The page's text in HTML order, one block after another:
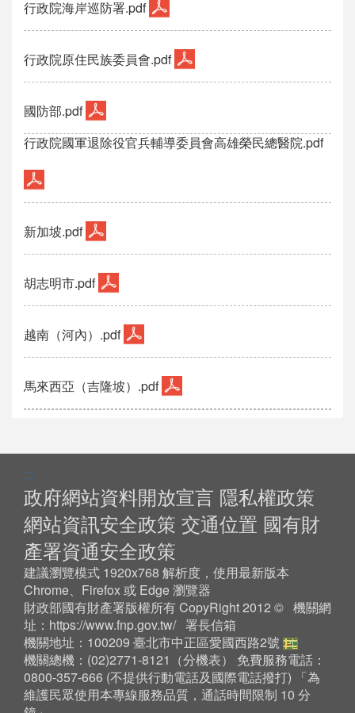
行政院海岸巡防署.pdf
行政院原住民族委員會.pdf
國防部.pdf
行政院國軍退除役官兵輔導委員會高雄榮民總醫院.pdf
新加坡.pdf
胡志明市.pdf
越南（河內）.pdf
馬來西亞（吉隆坡）.pdf
:::
政府網站資料開放宣言 隱私權政策
網站資訊安全政策 交通位置 國有財
產署資通安全政策
建議瀏覽模式 1920x768 解析度，使用最新版本
Chrome、Firefox 或 Edge 瀏覽器
財政部國有財產署版權所有 CopyRight 2012 © 機關網
址： https://www.fnp.gov.tw/ 署長信箱
機關地址：100209 臺北市中正區愛國西路2號
機關總機：(02)2771-8121（分機表） 免費服務電話：
0800-357-666 (不提供行動電話及國際電話撥打) 「為
維護民眾使用本專線服務品質，通話時間限制 10 分